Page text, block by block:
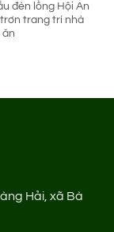
đèn lồng Hội An
trang trí nhà
ăn
Hải, xã Bà